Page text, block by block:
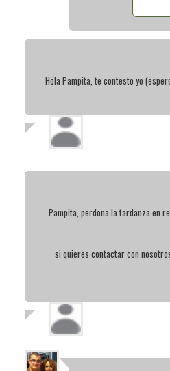
Hola Pampita, te contesto yo
Pampita, perdona la tardanza en
si quieres contactar con